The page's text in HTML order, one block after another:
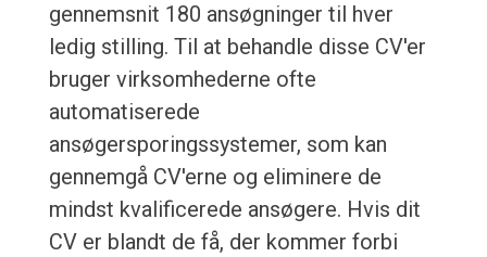
gennemsnit 180 ansøgninger til hver
ledig stilling. Til at behandle disse CV'er
bruger virksomhederne ofte
automatiserede
ansøgersporingssystemer, som kan
gennemgå CV'erne og eliminere de
mindst kvalificerede ansøgere. Hvis dit
CV er blandt de få, der kommer forbi